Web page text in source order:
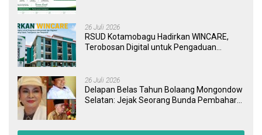
26 Juli 2026
RSUD Kotamobagu Hadirkan WINCARE,
Terobosan Digital untuk Pengaduan
26 Juli 2026
Delapan Belas Tahun Bolaang Mongondow
Selatan: Jejak Seorang Bunda Pembaharu